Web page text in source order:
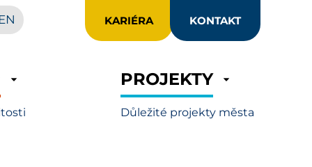
KARIÉRA KONTAKT
PROJEKTY
Důležité projekty města